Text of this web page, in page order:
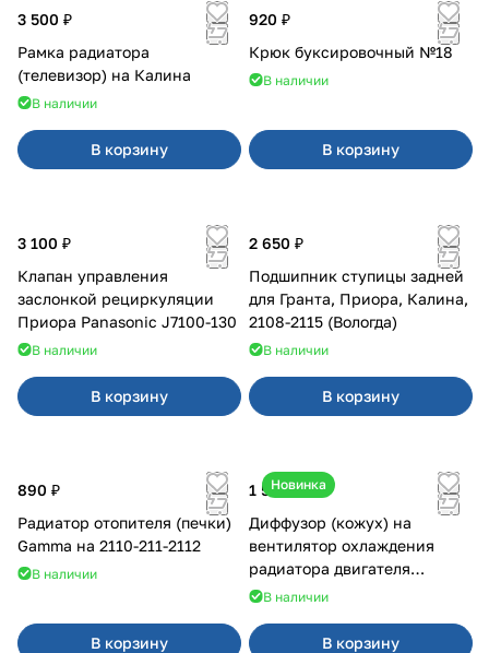
3 500 ₽
Рамка радиатора
(телевизор) на Калина
В наличии
В корзину
920 ₽
Крюк буксировочный №18
В наличии
В корзину
3 100 ₽
Клапан управления
заслонкой рециркуляции
Приора Panasonic J7100-130
В наличии
В корзину
2 650 ₽
Подшипник ступицы задней
для Гранта, Приора, Калина,
2108-2115 (Вологда)
В наличии
В корзину
890 ₽
Радиатор отопителя (печки)
Gamma на 2110-211-2112
В наличии
В корзину
Новинка
1 500 ₽
Диффузор (кожух) на
вентилятор охлаждения
радиатора двигателя
Приора 2170 Panasonic
В наличии
В корзину